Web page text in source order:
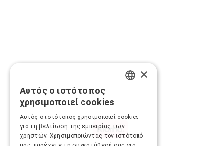
×
Αυτός ο ιστότοπος
χρησιμοποιεί cookies
Αυτός ο ιστότοπος χρησιμοποιεί cookies
για τη βελτίωση της εμπειρίας των
χρηστών. Χρησιμοποιώντας τον ιστότοπό